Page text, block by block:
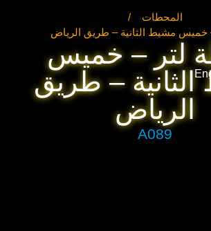
المحطات
/
خميس مشيط الثانية – طريق الرياض
لتر – خميس
– طريق
الرياض
A089